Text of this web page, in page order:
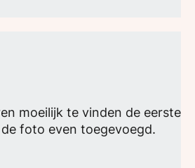
moeilijk te vinden de eerste
foto even toegevoegd.